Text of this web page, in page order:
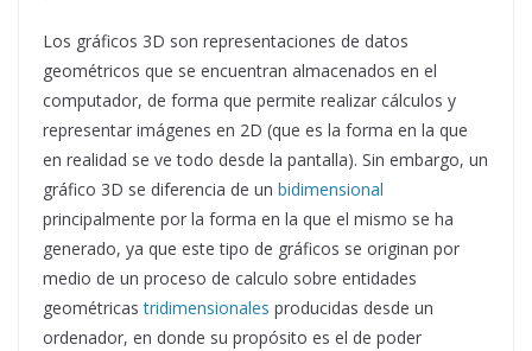
Los gráficos 3D son representaciones de datos
geométricos que se encuentran almacenados en el
computador, de forma que permite realizar cálculos y
representar imágenes en 2D (que es la forma en la que
en realidad se ve todo desde la pantalla). Sin embargo, un
gráfico 3D se diferencia de un bidimensional
principalmente por la forma en la que el mismo se ha
generado, ya que este tipo de gráficos se originan por
medio de un proceso de calculo sobre entidades
geométricastridimensionales producidas desde un
ordenador, en donde su propósito es el de poder